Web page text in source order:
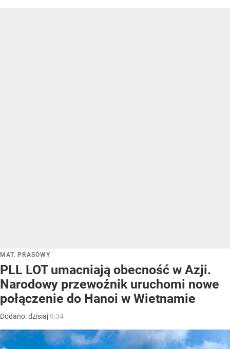
MAT. PRASOWY
PLL LOT umacniają obecność w Azji.
Narodowy przewoźnik uruchomi nowe
połączenie do Hanoi w Wietnamie
Dodano:dzisiaj9:34